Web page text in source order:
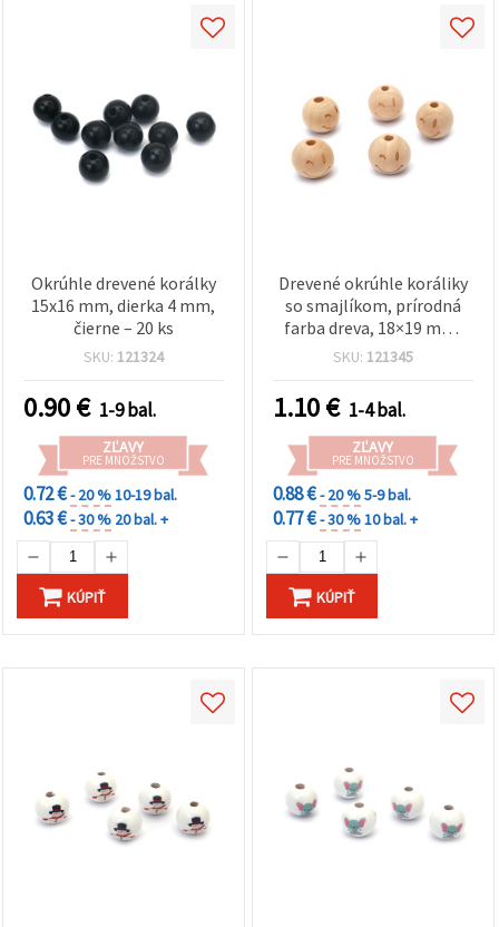
Okrúhle drevené korálky
15x16 mm, dierka 4 mm,
čierne – 20 ks
SKU: 121324
0.90€ 1-9 bal.
ZĽAVY
PRE MNOŽSTVO
0.72 €- 20 %10-19 bal.
0.63 €- 30 % 20 bal. +
KÚPIŤ
Drevené okrúhle koráliky
so smajlíkom, prírodná
farba dreva, 18×19 mm,
prievlak 5 mm – 5 ks
SKU: 121345
1.10€ 1-4 bal.
ZĽAVY
PRE MNOŽSTVO
0.88 €- 20 %5-9 bal.
0.77 €- 30 %10 bal. +
KÚPIŤ